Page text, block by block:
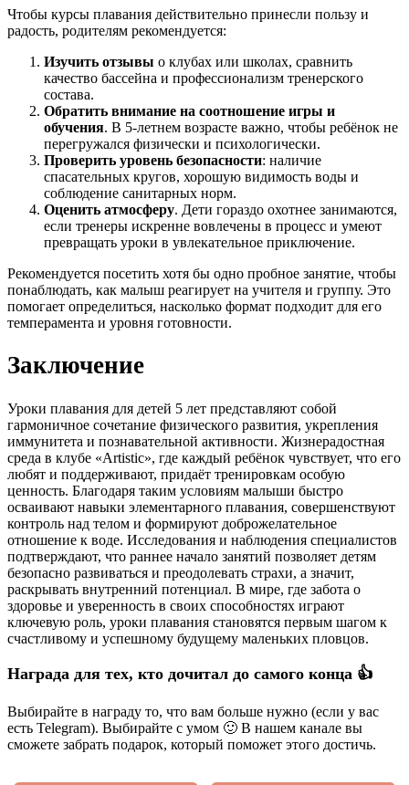
Чтобы курсы плавания действительно принесли пользу и
радость, родителям рекомендуется:
Изучить отзывы о клубах или школах, сравнить
качество бассейна и профессионализм тренерского
состава.
Обратить внимание на соотношение игры и
обучения. В 5-летнем возрасте важно, чтобы ребёнок не
перегружался физически и психологически.
Проверить уровень безопасности: наличие
спасательных кругов, хорошую видимость воды и
соблюдение санитарных норм.
Оценить атмосферу. Дети гораздо охотнее занимаются,
если тренеры искренне вовлечены в процесс и умеют
превращать уроки в увлекательное приключение.
Рекомендуется посетить хотя бы одно пробное занятие, чтобы
понаблюдать, как малыш реагирует на учителя и группу. Это
помогает определиться, насколько формат подходит для его
темперамента и уровня готовности.
Заключение
Уроки плавания для детей 5 лет представляют собой
гармоничное сочетание физического развития, укрепления
иммунитета и познавательной активности. Жизнерадостная
среда в клубе «Artistic», где каждый ребёнок чувствует, что его
любят и поддерживают, придаёт тренировкам особую
ценность. Благодаря таким условиям малыши быстро
осваивают навыки элементарного плавания, совершенствуют
контроль над телом и формируют доброжелательное
отношение к воде. Исследования и наблюдения специалистов
подтверждают, что раннее начало занятий позволяет детям
безопасно развиваться и преодолевать страхи, а значит,
раскрывать внутренний потенциал. В мире, где забота о
здоровье и уверенность в своих способностях играют
ключевую роль, уроки плавания становятся первым шагом к
счастливому и успешному будущему маленьких пловцов.
Награда для тех, кто дочитал до самого конца 👍
Выбирайте в награду то, что вам больше нужно (если у вас
есть Telegram). Выбирайте с умом 🙂 В нашем канале вы
сможете забрать подарок, который поможет этого достичь.